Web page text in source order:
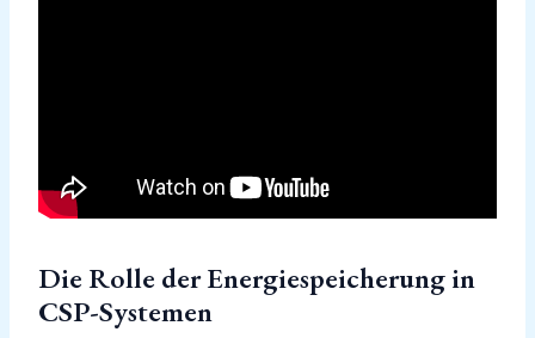
Die Rolle der Energiespeicherung in
CSP-Systemen